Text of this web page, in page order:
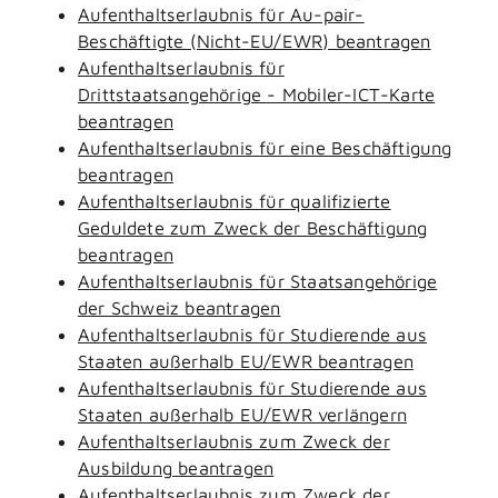
Aufenthaltserlaubnis für Au-pair-
Beschäftigte (Nicht-EU/EWR) beantragen
Aufenthaltserlaubnis für
Drittstaatsangehörige - Mobiler-ICT-Karte
beantragen
Aufenthaltserlaubnis für eine Beschäftigung
beantragen
Aufenthaltserlaubnis für qualifizierte
Geduldete zum Zweck der Beschäftigung
beantragen
Aufenthaltserlaubnis für Staatsangehörige
der Schweiz beantragen
Aufenthaltserlaubnis für Studierende aus
Staaten außerhalb EU/EWR beantragen
Aufenthaltserlaubnis für Studierende aus
Staaten außerhalb EU/EWR verlängern
Aufenthaltserlaubnis zum Zweck der
Ausbildung beantragen